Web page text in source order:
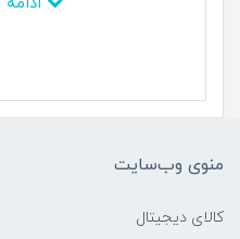
PCIe
540*409*47 میلیمتر
منوی وب‌سایت
کالای دیجیتال